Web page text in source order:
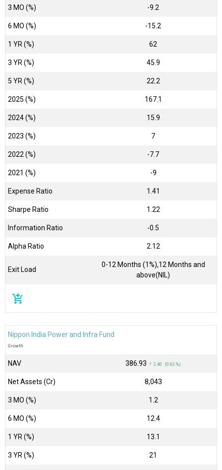
3 MO (%) -9.2
6 MO (%) -15.2
1 YR (%) 62
3 YR (%) 45.9
5 YR (%) 22.2
2025 (%) 167.1
2024 (%) 15.9
2023 (%) 7
2022 (%) -7.7
2021 (%) -9
Expense Ratio 1.41
Sharpe Ratio 1.22
Information Ratio -0.5
Alpha Ratio 2.12
Exit Load
0-12 Months (1%),12 Months and
above(NIL)
add_shopping_cart
Nippon India Power and Infra Fund
Growth
NAV ₹386.93 ↑ 2.40 (0.62 %)
Net Assets (Cr) ₹8,043
3 MO (%) 1.2
6 MO (%) 12.4
1 YR (%) 13.1
3 YR (%) 21